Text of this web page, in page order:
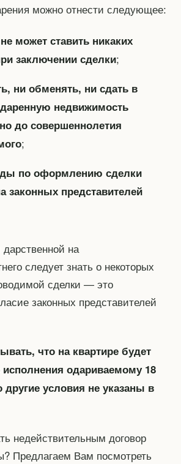
можно отнести следующее:
может ставить никаких
заключении сделки;
ни обменять, ни сдать в
недвижимость
до совершеннолетия
;
по оформлению сделки
законных представителей
на
следует знать о некоторых
сделки — это
законных представителей
что на квартире будет
одариваемому 18
другие условия не указаны в
недействительным договор
Предлагаем Вам посмотреть